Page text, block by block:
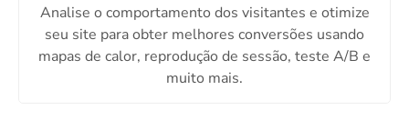
Analise o comportamento dos visitantes e otimize
seu site para obter melhores conversões usando
mapas de calor, reprodução de sessão, teste A/B e
muito mais.